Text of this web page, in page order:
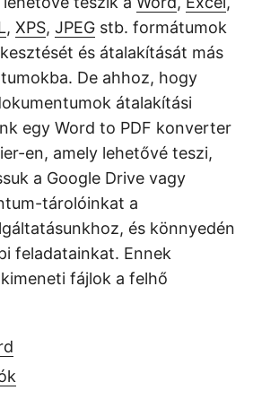
, XPS, JPEG stb. formátumok
és átalakítását más
De ahhoz, hogy
átalakítási
egy Word to PDF konverter
en, amely lehetővé teszi,
a Google Drive vagy
tárolóinkat a
és könnyedén
feladatainkat. Ennek
fájlok a felhő